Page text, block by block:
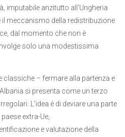
imputabile anzitutto all’Ungheria
il meccanismo della redistribuzione
dal momento che non è
solo una modestissima
classiche – fermare alla partenza e
si presenta come un terzo
L’idea è di deviare una parte
extra-Ue,
e valutazione della